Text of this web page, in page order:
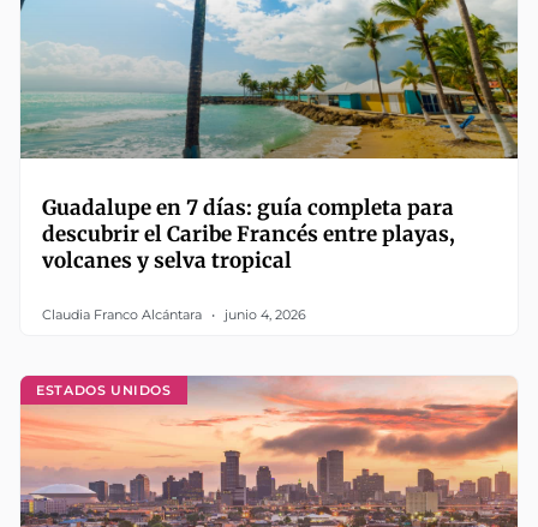
Guadalupe en 7 días: guía completa para
descubrir el Caribe Francés entre playas,
volcanes y selva tropical
Claudia Franco Alcántara junio 4, 2026
ESTADOS UNIDOS